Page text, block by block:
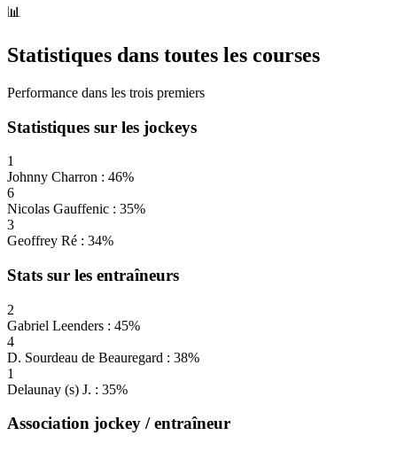
📊
Statistiques dans toutes les courses
Performance dans les trois premiers
Statistiques sur les jockeys
1
Johnny Charron : 46%
6
Nicolas Gauffenic : 35%
3
Geoffrey Ré : 34%
Stats sur les entraîneurs
2
Gabriel Leenders : 45%
4
D. Sourdeau de Beauregard : 38%
1
Delaunay (s) J. : 35%
Association jockey / entraîneur